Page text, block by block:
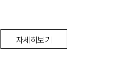
자세히보기